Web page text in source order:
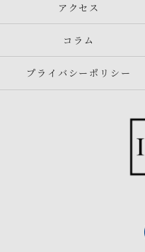
アクセス
コラム
プライバシーポリシー